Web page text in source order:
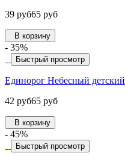
39 руб65 руб
В корзину
- 35%
Быстрый просмотр
Единорог Небесный детский
42 руб65 руб
В корзину
- 45%
Быстрый просмотр